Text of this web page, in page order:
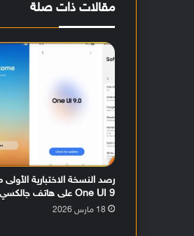
مقالات ذات صلة
رصد النسخة الاختبارية
One UI 9 على هاتف جالكسي S26 ألترا
18 مارس 2026